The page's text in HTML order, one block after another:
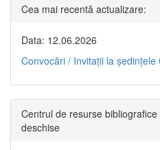
Cea mai recentă actualizare:
Data: 12.06.2026
Convocări / Invitaţii la şedinţele
Centrul de resurse
deschise